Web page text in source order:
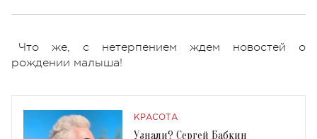
Что же, с нетерпением ждем новостей о
рождении малыша!
КРАСОТА
Узнали? Сергей Бабкин